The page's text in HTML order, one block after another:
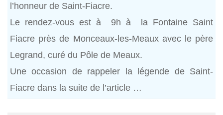
l’honneur de Saint-Fiacre.
Le rendez-vous est à 9h à la Fontaine Saint
Fiacre près de Monceaux-les-Meaux avec le père
Legrand, curé du Pôle de Meaux.
Une occasion de rappeler la légende de Saint-
Fiacre dans la suite de l’article …